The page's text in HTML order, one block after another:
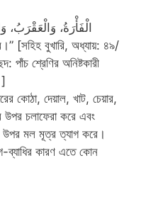
الْفَأْرَةُ، وَالْعَقْرَبُ،
[সহিহ বুখারি, অধ্যায়: ৪৯/
কোঠা, দেয়াল, খাট, চেয়ার,
চলাফেরা করে এবং
উপর মল মূত্র ত্যাগ করে।
ব্যাধির কারণ এতে কোন